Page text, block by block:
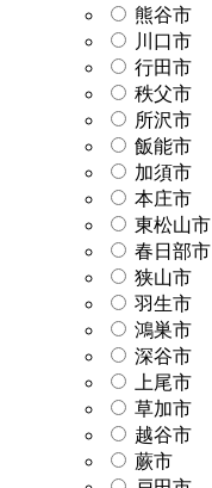
熊谷市
川口市
行田市
秩父市
所沢市
飯能市
加須市
本庄市
東松山市
春日部市
狭山市
羽生市
鴻巣市
深谷市
上尾市
草加市
越谷市
蕨市